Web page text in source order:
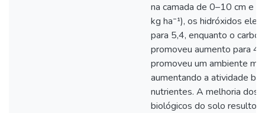
na camada de 0–10 cm e
kg ha⁻¹), os hidróxidos
para 5,4, enquanto o
promoveu aumento para
promoveu um ambiente
aumentando a atividade
nutrientes. A melhoria dos
biológicos do solo